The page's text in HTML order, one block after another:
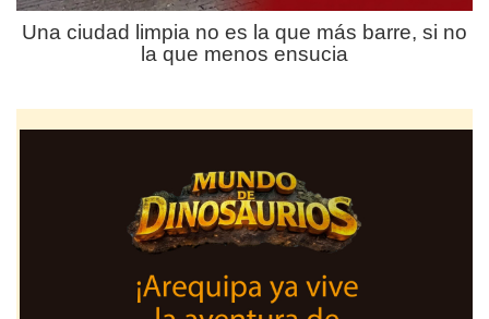
Una ciudad limpia no es la que más barre, si no
la que menos ensucia